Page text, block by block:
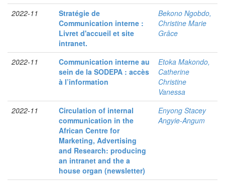
2022-11
Stratégie de
Communication interne :
Livret d'accueil et site
intranet.
Bekono Ngobdo,
Christine Marie
Grâce
2022-11
Communication interne au
sein de la SODEPA : accès
à l’information
Etoka Makondo,
Catherine
Christine
Vanessa
2022-11
Circulation of internal
communication in the
African Centre for
Marketing, Advertising
and Research: producing
an intranet and the a
house organ (newsletter)
Enyong Stacey
Angyie-Angum